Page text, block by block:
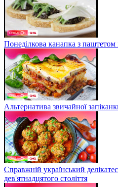
Понеділкова канапка з паштетом
Альтернатива звичайної
Справжній український
дев'ятнадцятого століття